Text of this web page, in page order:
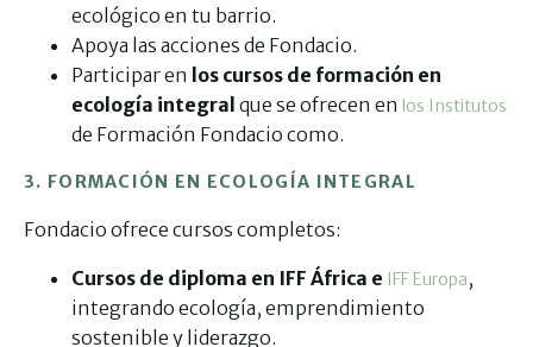
ecológico en tu barrio.
Apoya las acciones de Fondacio.
Participar en los cursos de formación en
ecología integral que se ofrecen en los Institutos
de Formación Fondacio como.
3. FORMACIÓN EN ECOLOGÍA INTEGRAL
Fondacio ofrece cursos completos:
Cursos de diploma en IFF África e IFF Europa,
integrando ecología, emprendimiento
sostenible y liderazgo.